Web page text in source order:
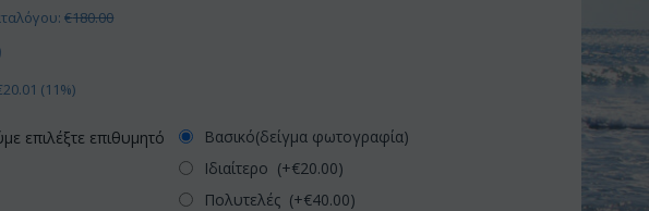
€180.00
20.01 (11%)
επιλέξτε επιθυμητό
Βασικό(δείγμα φωτογραφία)
Ιδιαίτερο (+€20.00)
Πολυτελές (+€40.00)